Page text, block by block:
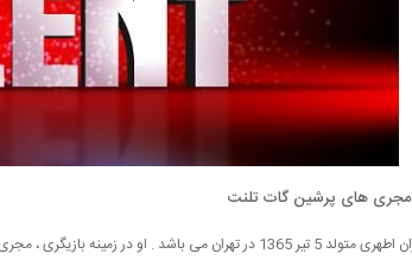
مجری های پرشین گات تلنت